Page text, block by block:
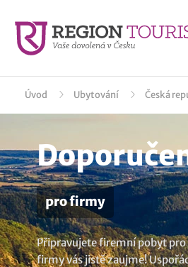
Úvod Ubytování Česká
pro firmy
Připravujete firemní pobyt pro
firmy vás jistě zaujme!